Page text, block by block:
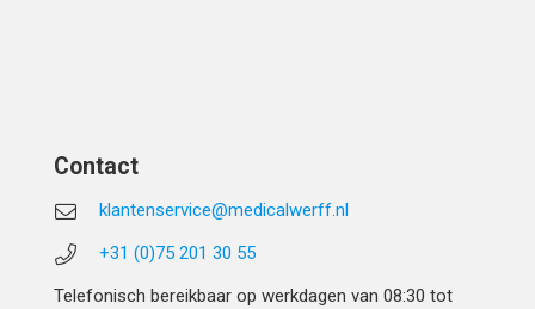
Contact
klantenservice@medicalwerff.nl
+31 (0)75 201 30 55
Telefonisch bereikbaar op werkdagen van 08:30 tot